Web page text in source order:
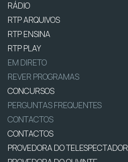
RÁDIO
RTP ARQUIVOS
RTP ENSINA
RTP PLAY
EM DIRETO
REVER PROGRAMAS
CONCURSOS
PERGUNTAS FREQUENTES
CONTACTOS
CONTACTOS
PROVEDORA DO TELESPECTADOR